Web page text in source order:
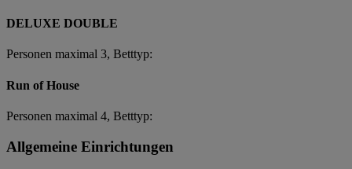
DELUXE DOUBLE
Personen maximal 3, Betttyp:
Run of House
Personen maximal 4, Betttyp:
Allgemeine Einrichtungen